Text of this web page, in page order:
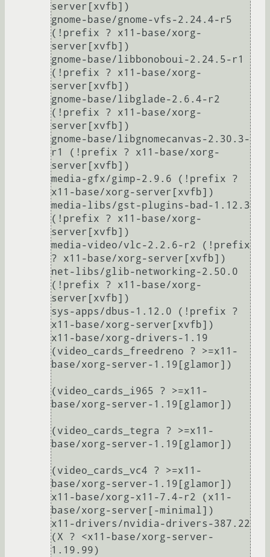
server[xvfb])
gnome-base/gnome-vfs-2.24.4-r5
(!prefix ? x11-base/xorg-
server[xvfb])
gnome-base/libbonoboui-2.24.5-r1
(!prefix ? x11-base/xorg-
server[xvfb])
gnome-base/libglade-2.6.4-r2
(!prefix ? x11-base/xorg-
server[xvfb])
gnome-base/libgnomecanvas-2.30.3-
r1 (!prefix ? x11-base/xorg-
server[xvfb])
media-gfx/gimp-2.9.6 (!prefix ?
x11-base/xorg-server[xvfb])
media-libs/gst-plugins-bad-1.12.3
(!prefix ? x11-base/xorg-
server[xvfb])
media-video/vlc-2.2.6-r2 (!prefix
? x11-base/xorg-server[xvfb])
net-libs/glib-networking-2.50.0
(!prefix ? x11-base/xorg-
server[xvfb])
sys-apps/dbus-1.12.0 (!prefix ?
x11-base/xorg-server[xvfb])
x11-base/xorg-drivers-1.19
(video_cards_freedreno ? >=x11-
base/xorg-server-1.19[glamor])
(video_cards_i965 ? >=x11-
base/xorg-server-1.19[glamor])
(video_cards_tegra ? >=x11-
base/xorg-server-1.19[glamor])
(video_cards_vc4 ? >=x11-
base/xorg-server-1.19[glamor])
x11-base/xorg-x11-7.4-r2 (x11-
base/xorg-server[-minimal])
x11-drivers/nvidia-drivers-387.22
(X ? <x11-base/xorg-server-
1.19.99)